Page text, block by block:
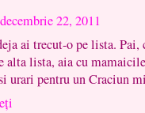
decembrie 22, 2011
ai trecut-o pe lista. Pai,
alta lista, aia cu
urari pentru un Craciun